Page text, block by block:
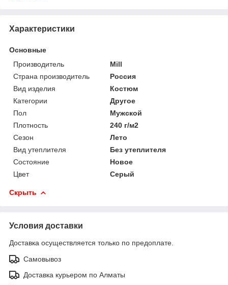
Характеристики
Основные
Производитель
Mill
Страна производитель
Россия
Вид изделия
Костюм
Категории
Другое
Пол
Мужской
Плотность
240 г/м2
Сезон
Лето
Вид утеплителя
Без утеплителя
Состояние
Новое
Цвет
Серый
Скрыть
Условия доставки
Доставка осуществляется только по предоплате.
Самовывоз
Доставка курьером по Алматы